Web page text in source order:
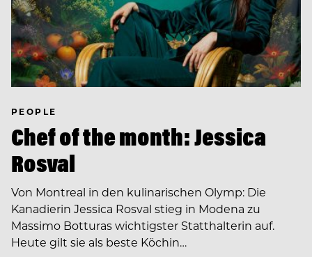
PEOPLE
Chef of the month: Jessica
Rosval
Von Montreal in den kulinarischen Olymp: Die
Kanadierin Jessica Rosval stieg in Modena zu
Massimo Botturas wichtigster Statthalterin auf.
Heute gilt sie als beste Köchin…